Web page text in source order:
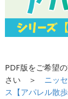
PDF版をご希望
さい ＞ ニッ
ス【アパレル散歩